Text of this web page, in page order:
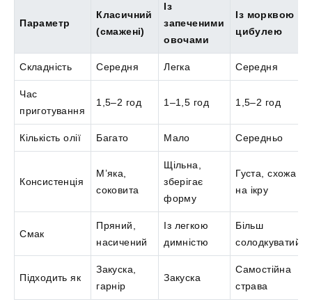
Параметр
Класичний
(смажені)
Із
запеченими
овочами
Із морквою і
цибулею
Складність Середня Легка Середня
Час
приготування
1,5–2 год 1–1,5 год 1,5–2 год
Кількість олії Багато Мало Середньо
Консистенція
М’яка,
соковита
Щільна,
зберігає
форму
Густа, схожа
на ікру
Смак
Пряний,
насичений
Із легкою
димністю
Більш
солодкуватий
Підходить як
Закуска,
гарнір
Закуска
Самостійна
страва